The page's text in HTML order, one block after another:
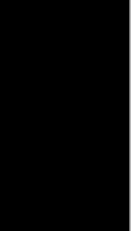
a cargo de